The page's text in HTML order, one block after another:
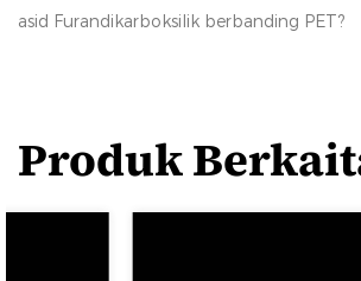
asid Furandikarboksilik berbanding PET?
Produk